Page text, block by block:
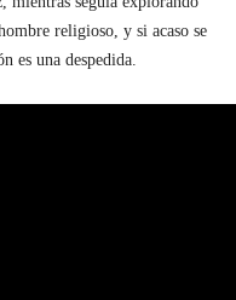
religioso, y si acaso se
es una despedida.